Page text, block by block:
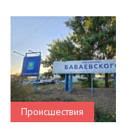
Происшествия